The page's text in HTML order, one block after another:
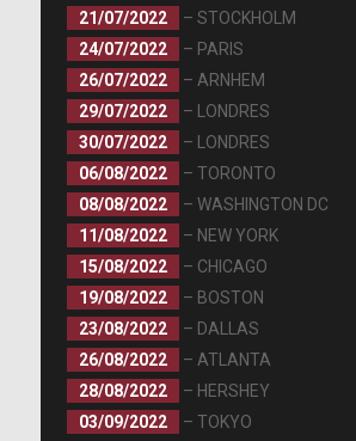
21/07/2022
– STOCKHOLM
24/07/2022
– PARIS
26/07/2022
– ARNHEM
29/07/2022
– LONDRES
30/07/2022
– LONDRES
06/08/2022
– TORONTO
08/08/2022
– WASHINGTON DC
11/08/2022
– NEW YORK
15/08/2022
– CHICAGO
19/08/2022
– BOSTON
23/08/2022
– DALLAS
26/08/2022
– ATLANTA
28/08/2022
– HERSHEY
03/09/2022
– TOKYO